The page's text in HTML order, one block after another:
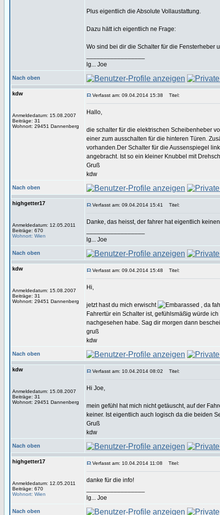
Plus eigentlich die Absolute Vollaustattung.
Dazu hätt ich eigentlich ne Frage:
Wo sind bei dir die Schalter für die Fensterheber
lg... Joe
Nach oben
kdw
Anmeldedatum: 15.08.2007
Beiträge: 31
Wohnort: 29451 Dannenberg
Verfasst am: 09.04.2014 15:38 Titel:
Hallo,
die schalter für die elektrischen Scheibenheber
einer zum ausschalten für die hinteren Türen.
vorhanden.Der Schalter für die Aussenspiegel
angebracht. Ist so ein kleiner Knubbel mit
Gruß
kdw
Nach oben
highgetter17
Anmeldedatum: 12.05.2011
Beiträge: 670
Wohnort: Wien
Verfasst am: 09.04.2014 15:41 Titel:
Danke, das heisst, der fahrer hat eigentlich
lg... Joe
Nach oben
kdw
Anmeldedatum: 15.08.2007
Beiträge: 31
Wohnort: 29451 Dannenberg
Verfasst am: 09.04.2014 15:48 Titel:
Hi,
jetzt hast du mich erwischt
, da
Fahrertür ein Schalter ist, gefühlsmäßig würde
nachgesehen habe. Sag dir morgen dann
gruß
kdw
Nach oben
kdw
Anmeldedatum: 15.08.2007
Beiträge: 31
Wohnort: 29451 Dannenberg
Verfasst am: 10.04.2014 08:02 Titel:
Hi Joe,
mein gefühl hat mich nicht getäuscht, auf der
keiner. Ist eigentlich auch logisch da die beiden
Gruß
kdw
Nach oben
highgetter17
Anmeldedatum: 12.05.2011
Beiträge: 670
Wohnort: Wien
Verfasst am: 10.04.2014 11:08 Titel:
danke für die info!
lg... Joe
Nach oben